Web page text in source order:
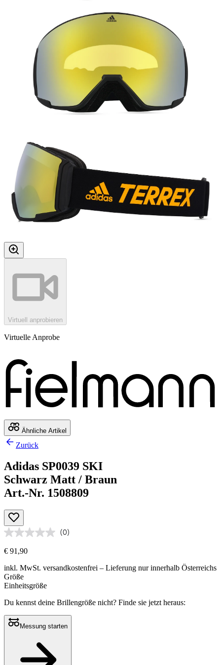
Virtuell anprobieren
Virtuelle Anprobe
Ähnliche Artikel
Zurück
Adidas SP0039 SKI
Schwarz Matt / Braun
Art.-Nr. 1508809
(0)
€ 91,90
inkl. MwSt. versandkostenfrei – Lieferung nur innerhalb Österreichs
Größe
Einheitsgröße
Du kennst deine Brillengröße nicht? Finde sie jetzt heraus:
Messung starten